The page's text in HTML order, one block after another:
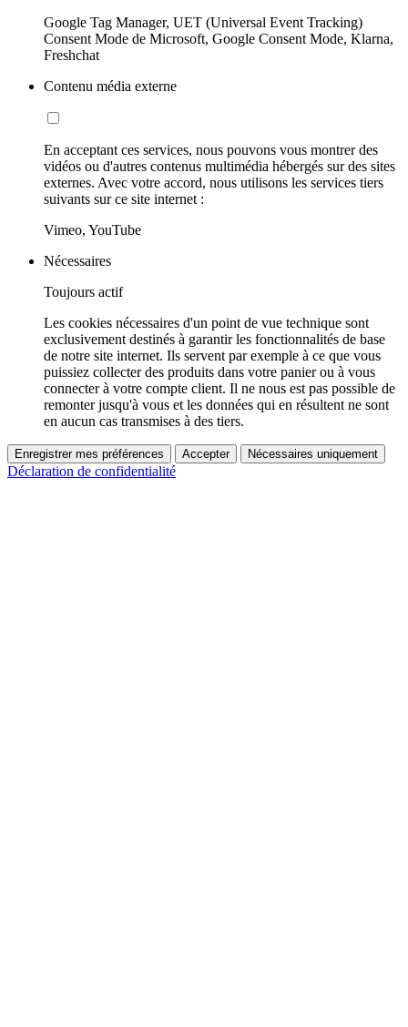
Google Tag Manager, UET (Universal Event Tracking)
Consent Mode de Microsoft, Google Consent Mode, Klarna,
Freshchat
Contenu média externe
En acceptant ces services, nous pouvons vous montrer des
vidéos ou d'autres contenus multimédia hébergés sur des sites
externes. Avec votre accord, nous utilisons les services tiers
suivants sur ce site internet :
Vimeo, YouTube
Nécessaires
Toujours actif
Les cookies nécessaires d'un point de vue technique sont
exclusivement destinés à garantir les fonctionnalités de base
de notre site internet. Ils servent par exemple à ce que vous
puissiez collecter des produits dans votre panier ou à vous
connecter à votre compte client. Il ne nous est pas possible de
remonter jusqu'à vous et les données qui en résultent ne sont
en aucun cas transmises à des tiers.
Enregistrer mes préférences Accepter Nécessaires uniquement
Déclaration de confidentialité